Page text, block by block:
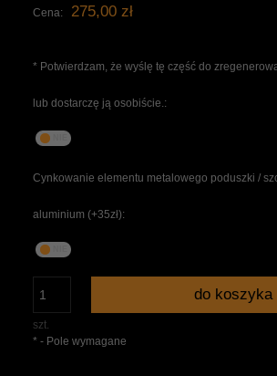
Cena: 275,00 zł
* Potwierdzam, że wyślę tę część do
lub dostarczę ją osobiście.:
Cynkowanie elementu metalowego poduszki /
aluminium (+35zł):
szt.
do koszyka
* - Pole wymagane